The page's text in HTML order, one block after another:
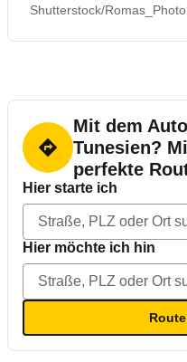
Shutterstock/Romas_Photo
Mit dem
Tunesien?
perfekte
Hier starte ich
Hier möchte ich hin